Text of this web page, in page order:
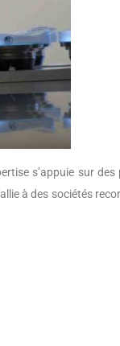
s’appuie sur
à des sociétés